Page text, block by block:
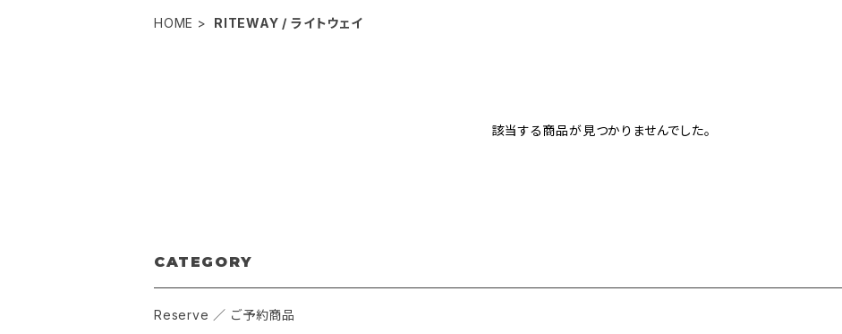
HOME RITEWAY / ライトウェイ
該当する商品が見つかりませんでした。
CATEGORY
Reserve ／ ご予約商品